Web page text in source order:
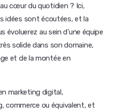
cœur du quotidien ? Ici,
idées sont écoutées, et la
évoluerez au sein d’une équipe
solide dans son domaine,
et de la montée en
marketing digital,
commerce ou équivalent, et